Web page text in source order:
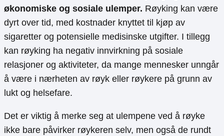
økonomiske og sosiale ulemper. Røyking kan være
dyrt over tid, med kostnader knyttet til kjøp av
sigaretter og potensielle medisinske utgifter. I tillegg
kan røyking ha negativ innvirkning på sosiale
relasjoner og aktiviteter, da mange mennesker unngår
å være i nærheten av røyk eller røykere på grunn av
lukt og helsefare.
Det er viktig å merke seg at ulempene ved å røyke
ikke bare påvirker røykeren selv, men også de rundt